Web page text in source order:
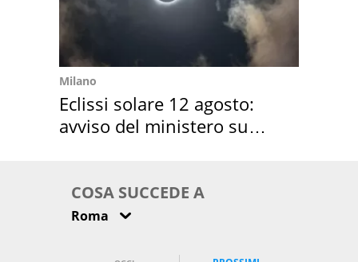
Milano
Eclissi solare 12 agosto:
avviso del ministero su